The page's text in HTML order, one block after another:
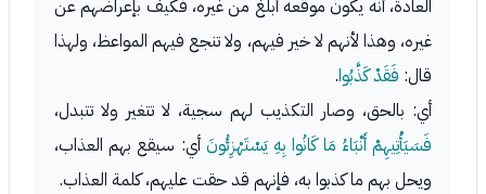
العادة، أنه يكون موقعه أبلغ من غيره، فكيف بإعراضهم عن
غيره، وهذا لأنهم لا خير فيهم، ولا تنجع فيهم المواعظ، ولهذا
قال: فَقَدْ كَذَّبُوا.
أي: بالحق، وصار التكذيب لهم سجية، لا تتغير ولا تتبدل،
فَسَيَأْتِيهِمْ أَنْبَاءُ مَا كَانُوا بِهِ يَسْتَهْزِئُونَ أي: سيقع بهم العذاب،
ويحل بهم ما كذبوا به، فإنهم قد حقت عليهم، كلمة العذاب.